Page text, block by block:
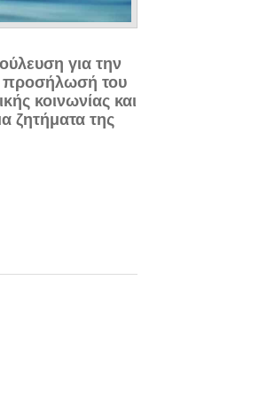
για την
προσήλωσή του
κοινωνίας και
ζητήματα της